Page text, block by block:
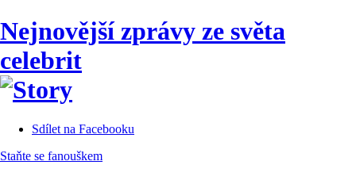
Nejnovější zprávy ze světa
celebrit
Sdílet na Facebooku
Staňte se fanouškem